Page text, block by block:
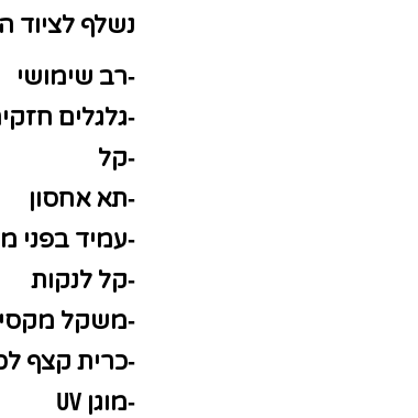
נשלף לציוד
-רב שימושי
-גלגלים
-קל
-תא אחסון
-עמיד בפני
-קל לנקות
-משקל
-כרית קצף
-מוגן UV